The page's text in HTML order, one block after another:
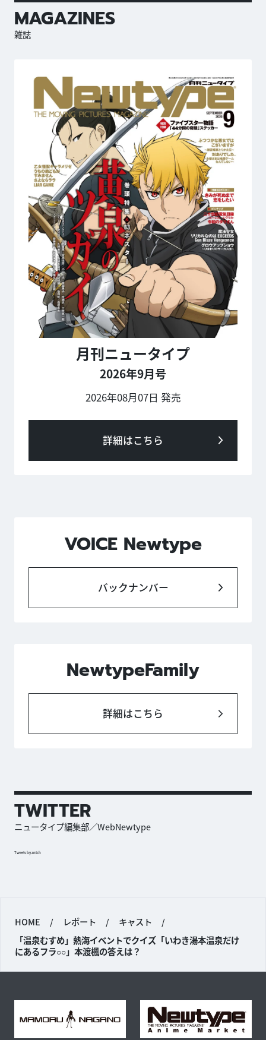
MAGAZINES
雑誌
月刊ニュータイプ
2026年9月号
2026年08月07日 発売
詳細はこちら
VOICE Newtype
バックナンバー
NewtypeFamily
詳細はこちら
TWITTER
ニュータイプ編集部／WebNewtype
Tweets by antch
HOME / レポート / キャスト
/
「温泉むすめ」熱海イベントでクイズ「いわき湯本温泉だけ
にあるフラ○○」本渡楓の答えは？